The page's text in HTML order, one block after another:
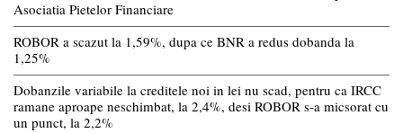
Asociatia Pietelor Financiare
ROBOR a scazut la 1,59%, dupa ce BNR a redus dobanda la
1,25%
Dobanzile variabile la creditele noi in lei nu scad, pentru ca IRCC
ramane aproape neschimbat, la 2,4%, desi ROBOR s-a micsorat cu
un punct, la 2,2%